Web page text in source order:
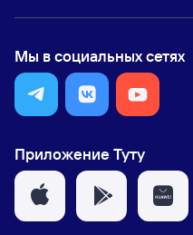
Мы в социальных сетях
Приложение Туту